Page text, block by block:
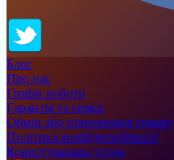
Блог
Про нас
Графік роботи
Гарантія та сервіс
Обмін або повернення товару
Політика конфіденційності
Користувацька угода